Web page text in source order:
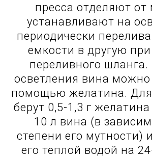
пресса отделяют от
устанавливают на
периодически
емкости в другую
переливного шланга.
осветления вина можно
помощью желатина. Для
берут 0,5-1,3 г
10 л вина (в
степени его мутности)
его теплой водой на